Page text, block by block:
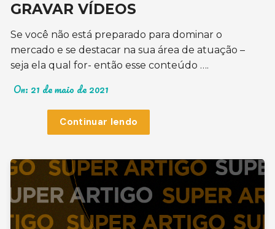
GRAVAR VÍDEOS
Se você não está preparado para dominar o
mercado e se destacar na sua área de atuação –
seja ela qual for- então esse conteúdo ….
On: 21 de maio de 2021
Continuar lendo